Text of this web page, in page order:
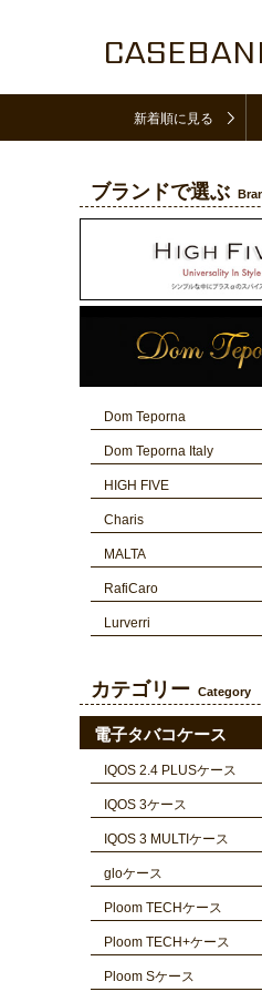
新着順に見る
ブランドで選ぶ
Dom Teporna
Dom Teporna Italy
HIGH FIVE
Charis
MALTA
RafiCaro
Lurverri
カテゴリー Category
電子タバコケース
IQOS 2.4 PLUSケース
IQOS 3ケース
IQOS 3 MULTIケース
gloケース
Ploom TECHケース
Ploom TECH+ケース
Ploom Sケース